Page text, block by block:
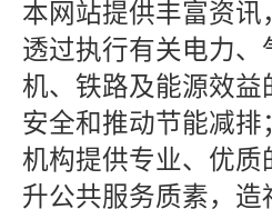
本网站提供丰富资
透过执行有关电力
机、铁路及能源效
安全和推动节能减
机构提供专业、优
升公共服务质素，造